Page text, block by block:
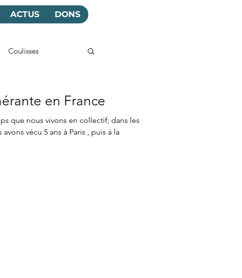
ACTUS DONS
Coulisses
en France
que nous vivons en collectif; dans les
vécu 5 ans à Paris , puis à la